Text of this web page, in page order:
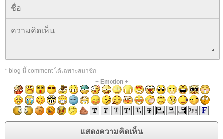
* blog นี้ comment ได้เฉพาะสมาชิก
+ Emotion+